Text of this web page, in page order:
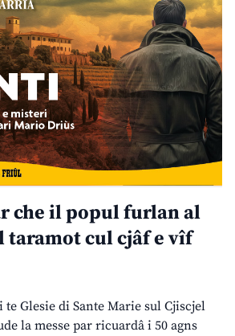
che il popul furlan al
taramot cul cjâf e vîf
Glesie di Sante Marie sul Cjiscjel
la messe par ricuardâ i 50 agns